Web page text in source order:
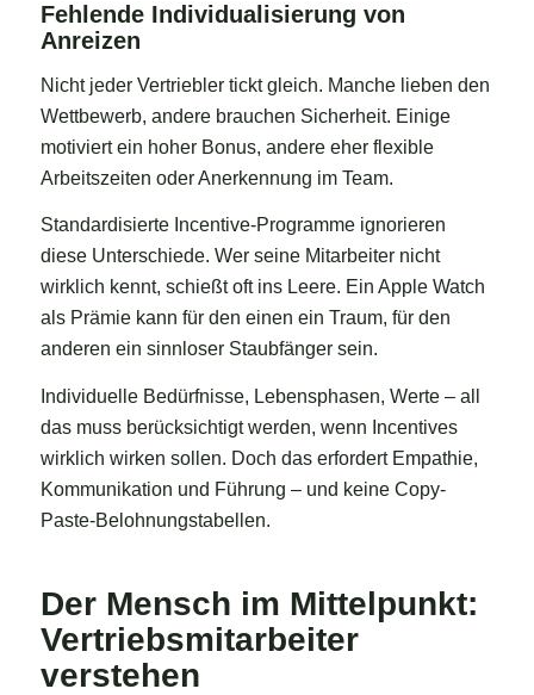
Fehlende Individualisierung von
Anreizen
Nicht jeder Vertriebler tickt gleich. Manche lieben den
Wettbewerb, andere brauchen Sicherheit. Einige
motiviert ein hoher Bonus, andere eher flexible
Arbeitszeiten oder Anerkennung im Team.
Standardisierte Incentive-Programme ignorieren
diese Unterschiede. Wer seine Mitarbeiter nicht
wirklich kennt, schießt oft ins Leere. Ein Apple Watch
als Prämie kann für den einen ein Traum, für den
anderen ein sinnloser Staubfänger sein.
Individuelle Bedürfnisse, Lebensphasen, Werte – all
das muss berücksichtigt werden, wenn Incentives
wirklich wirken sollen. Doch das erfordert Empathie,
Kommunikation und Führung – und keine Copy-
Paste-Belohnungstabellen.
Der Mensch im Mittelpunkt:
Vertriebsmitarbeiter
verstehen